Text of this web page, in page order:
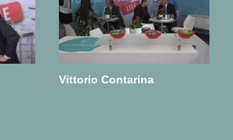
Vittorio Contarina